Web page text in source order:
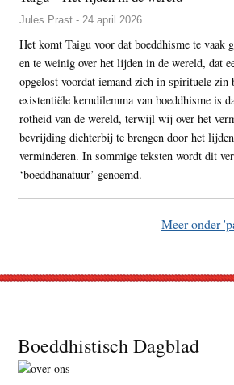
Jules Prast - 24 april 2026
Het komt Taigu voor dat boeddhisme te vaak
en te weinig over het lijden in de wereld, dat
opgelost voordat iemand zich in spirituele zin
existentiële kerndilemma van boeddhisme is
rotheid van de wereld, terwijl wij over het
bevrijding dichterbij te brengen door het
verminderen. In sommige teksten wordt dit
‘boeddhanatuur’ genoemd.
Meer onder
Footer
Boeddhistisch Dagblad